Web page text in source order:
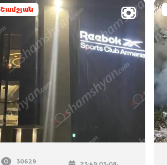
Շամշյան
30629